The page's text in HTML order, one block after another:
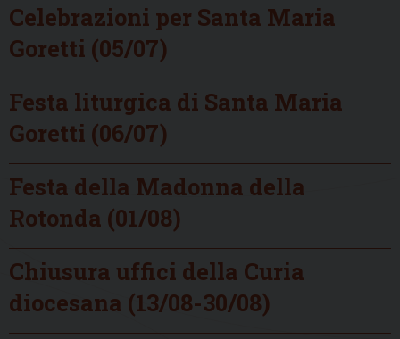
Celebrazioni per Santa Maria
Goretti (05/07)
Festa liturgica di Santa Maria
Goretti (06/07)
Festa della Madonna della
Rotonda (01/08)
Chiusura uffici della Curia
diocesana (13/08-30/08)